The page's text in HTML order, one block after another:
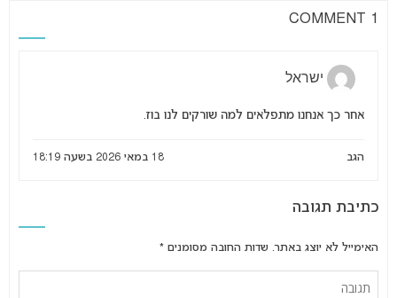
1 COMMENT
ישראל
אחר כך אנחנו מתפלאים למה שורקים לנו בוז.
18 במאי 2026 בשעה 18:19 הגב
כתיבת תגובה
האימייל לא יוצג באתר. שדות החובה מסומנים *